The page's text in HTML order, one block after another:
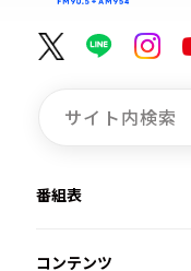
番組表
コンテンツ